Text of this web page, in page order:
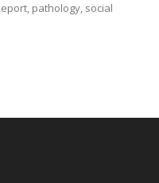
pathology, social